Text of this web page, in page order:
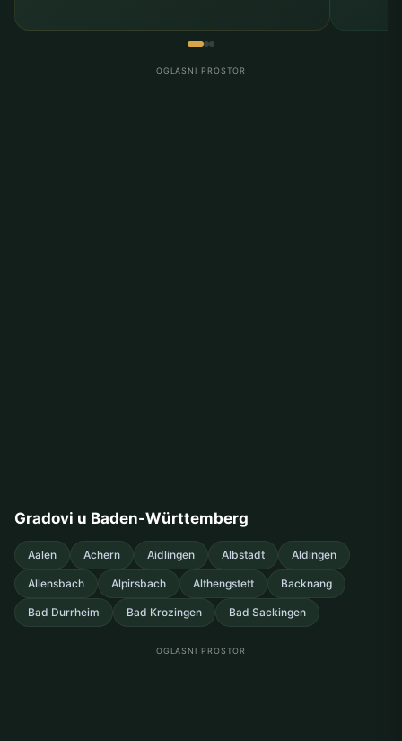
OGLASNI PROSTOR
Gradovi u Baden-Württemberg
Aalen Achern Aidlingen Albstadt Aldingen
Allensbach Alpirsbach Althengstett Backnang
Bad Durrheim Bad Krozingen Bad Sackingen
OGLASNI PROSTOR